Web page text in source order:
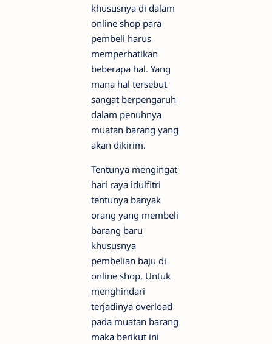
khususnya di dalam
online shop para
pembeli harus
memperhatikan
beberapa hal. Yang
mana hal tersebut
sangat berpengaruh
dalam penuhnya
muatan barang yang
akan dikirim.
Tentunya mengingat
hari raya idulfitri
tentunya banyak
orang yang membeli
barang baru
khususnya
pembelian baju di
online shop. Untuk
menghindari
terjadinya overload
pada muatan barang
maka berikut ini